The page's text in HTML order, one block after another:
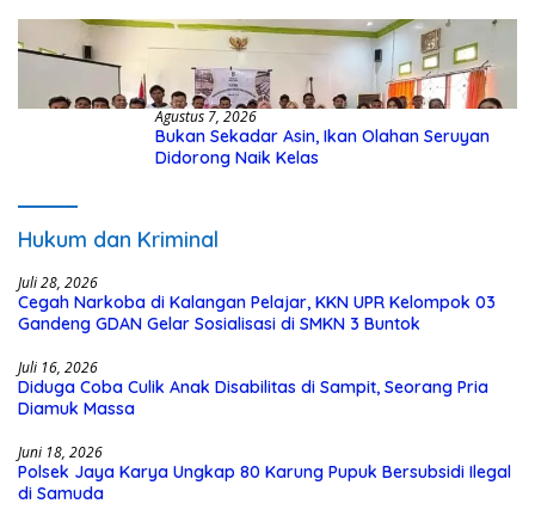
Agustus 7, 2026
Bukan Sekadar Asin, Ikan Olahan Seruyan
Didorong Naik Kelas
Hukum dan Kriminal
Juli 28, 2026
Cegah Narkoba di Kalangan Pelajar, KKN UPR Kelompok 03
Gandeng GDAN Gelar Sosialisasi di SMKN 3 Buntok
Juli 16, 2026
Diduga Coba Culik Anak Disabilitas di Sampit, Seorang Pria
Diamuk Massa
Juni 18, 2026
Polsek Jaya Karya Ungkap 80 Karung Pupuk Bersubsidi Ilegal
di Samuda